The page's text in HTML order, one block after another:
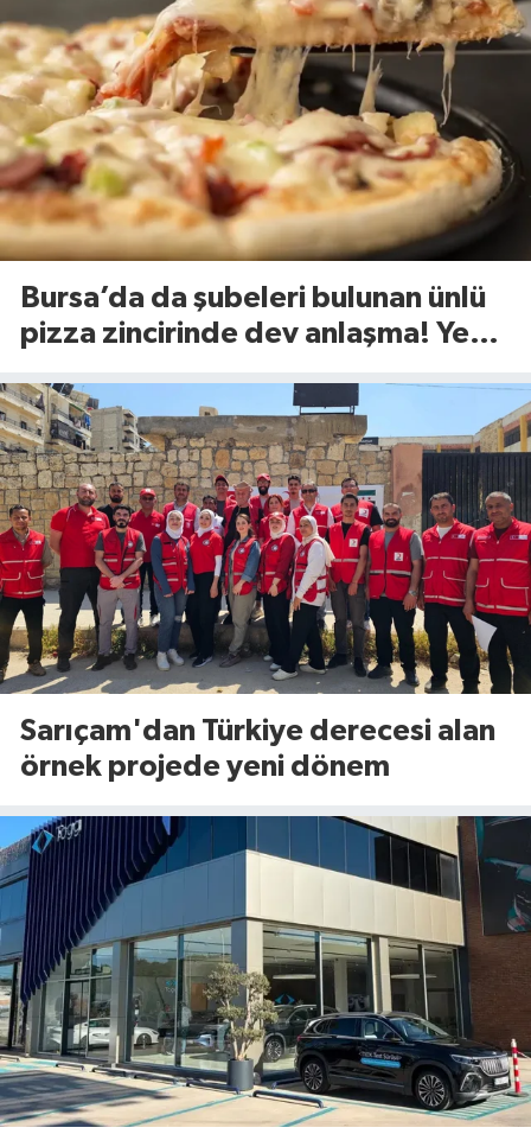
Bursa’da da şubeleri bulunan ünlü
pizza zincirinde dev anlaşma! Yeni
Sarıçam'dan Türkiye derecesi alan
örnek projede yeni dönem